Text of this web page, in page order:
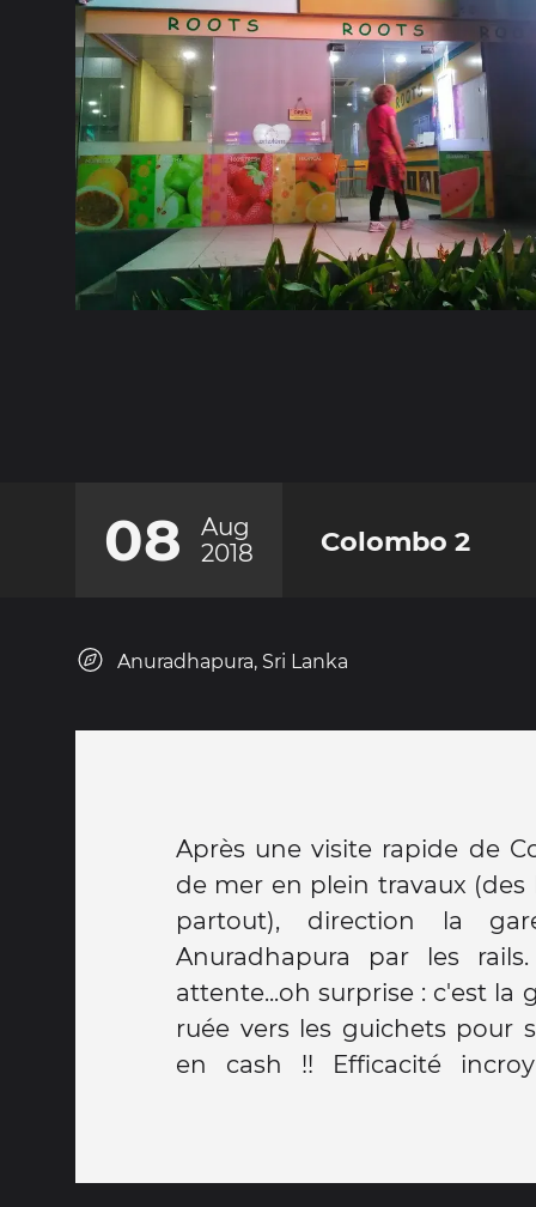
08
Aug
2018
Colombo 2
Anuradhapura, Sri Lanka
Après une visite rapide de
de mer en plein travaux
partout), direction la
Anuradhapura par les
attente...oh surprise : c'est la
ruée vers les guichets pour
en cash !! Efficacité
réclamation à remplir,
toupies direct !! On cherche
touristes et c'est parti pour
avaler les 200 kms. Mais la
fait défiler les heures
conversations avec les 4